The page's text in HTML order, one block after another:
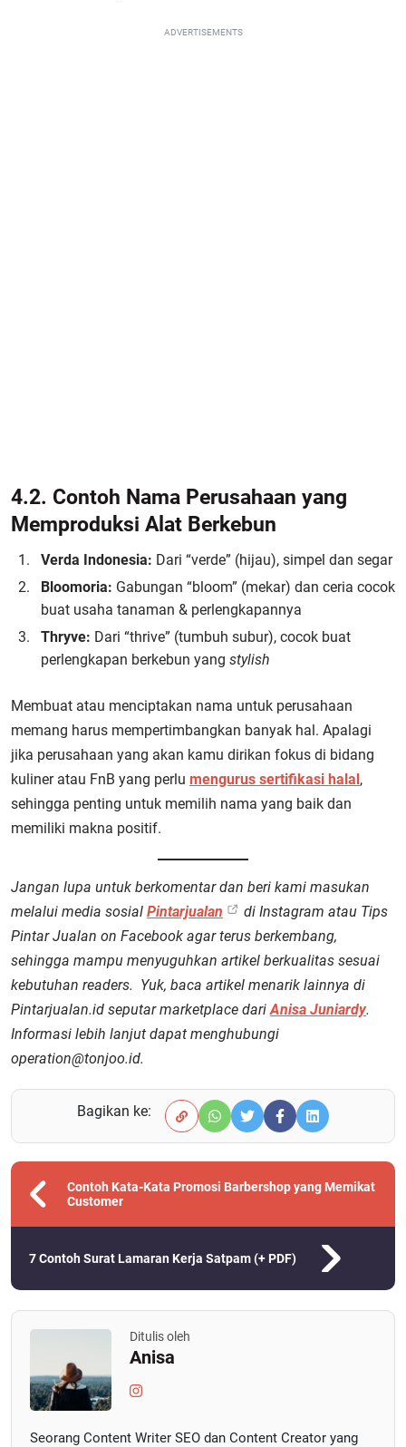
ADVERTISEMENTS
4.2. Contoh Nama Perusahaan yang
Memproduksi Alat Berkebun
Verda Indonesia: Dari “verde” (hijau), simpel dan segar
Bloomoria: Gabungan “bloom” (mekar) dan ceria cocok
buat usaha tanaman & perlengkapannya
Thryve: Dari “thrive” (tumbuh subur), cocok buat
perlengkapan berkebun yang stylish
Membuat atau menciptakan nama untuk perusahaan
memang harus mempertimbangkan banyak hal. Apalagi
jika perusahaan yang akan kamu dirikan fokus di bidang
kuliner atau FnB yang perlu mengurus sertifikasi halal,
sehingga penting untuk memilih nama yang baik dan
memiliki makna positif.
Jangan lupa untuk berkomentar dan beri kami masukan
melalui media sosial Pintarjualan
di Instagram atau Tips
Pintar Jualan on Facebook agar terus berkembang,
sehingga mampu menyuguhkan artikel berkualitas sesuai
kebutuhan readers. Yuk, baca artikel menarik lainnya di
Pintarjualan.id seputar marketplace dariAnisa Juniardy.
Informasi lebih lanjut dapat menghubungi
operation@tonjoo.id.
Bagikan ke:
Contoh Kata-Kata Promosi Barbershop yang Memikat
Customer
7 Contoh Surat Lamaran Kerja Satpam (+ PDF)
Ditulis oleh
Anisa
Seorang Content Writer SEO dan Content Creator yang